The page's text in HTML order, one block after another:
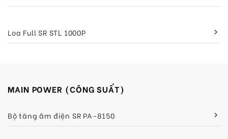
Loa Full SR STL 1000P keyboard_arrow_right
MAIN POWER (CÔNG SUẤT)
Bộ tăng âm điện SR PA-8150 keyboard_arrow_right